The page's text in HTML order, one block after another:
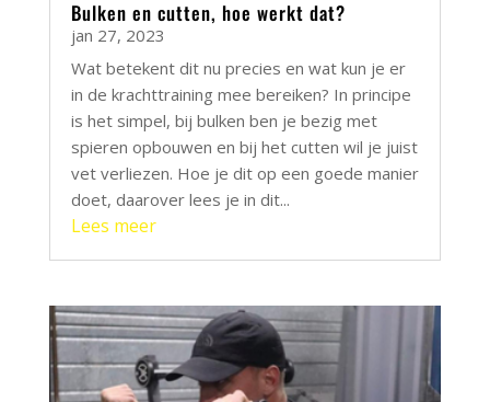
Bulken en cutten, hoe werkt dat?
jan 27, 2023
Wat betekent dit nu precies en wat kun je er
in de krachttraining mee bereiken? In principe
is het simpel, bij bulken ben je bezig met
spieren opbouwen en bij het cutten wil je juist
vet verliezen. Hoe je dit op een goede manier
doet, daarover lees je in dit...
Lees meer